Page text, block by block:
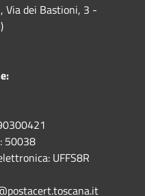
Via dei Bastioni, 3 -
50038
UFFS8R